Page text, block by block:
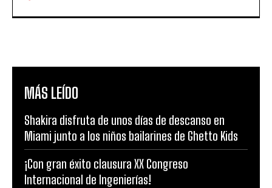
MÁS LEÍDO
Shakira disfruta de unos días de descanso en
Miami junto a los niños bailarines de Ghetto Kids
¡Con gran éxito clausura XX Congreso
Internacional de Ingenierías!